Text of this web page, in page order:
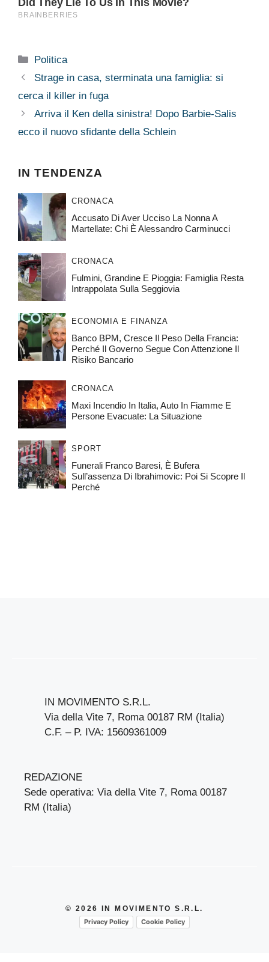
Categorie
Politica
Strage in casa, sterminata una famiglia: si
cerca il killer in fuga
Arriva il Ken della sinistra! Dopo Barbie-Salis
ecco il nuovo sfidante della Schlein
IN TENDENZA
CRONACA
Accusato Di Aver Ucciso La Nonna A
Martellate: Chi È Alessandro Carminucci
CRONACA
Fulmini, Grandine E Pioggia: Famiglia Resta
Intrappolata Sulla Seggiovia
ECONOMIA E FINANZA
Banco BPM, Cresce Il Peso Della Francia:
Perché Il Governo Segue Con Attenzione Il
Risiko Bancario
CRONACA
Maxi Incendio In Italia, Auto In Fiamme E
Persone Evacuate: La Situazione
SPORT
Funerali Franco Baresi, È Bufera
Sull’assenza Di Ibrahimovic: Poi Si Scopre Il
Perché
IN MOVIMENTO S.R.L.
Via della Vite 7, Roma 00187 RM (Italia)
C.F. – P. IVA: 15609361009
REDAZIONE
Sede operativa: Via della Vite 7, Roma 00187
RM (Italia)
© 2026 IN MOVIMENTO S.R.L.
Privacy Policy
Cookie Policy